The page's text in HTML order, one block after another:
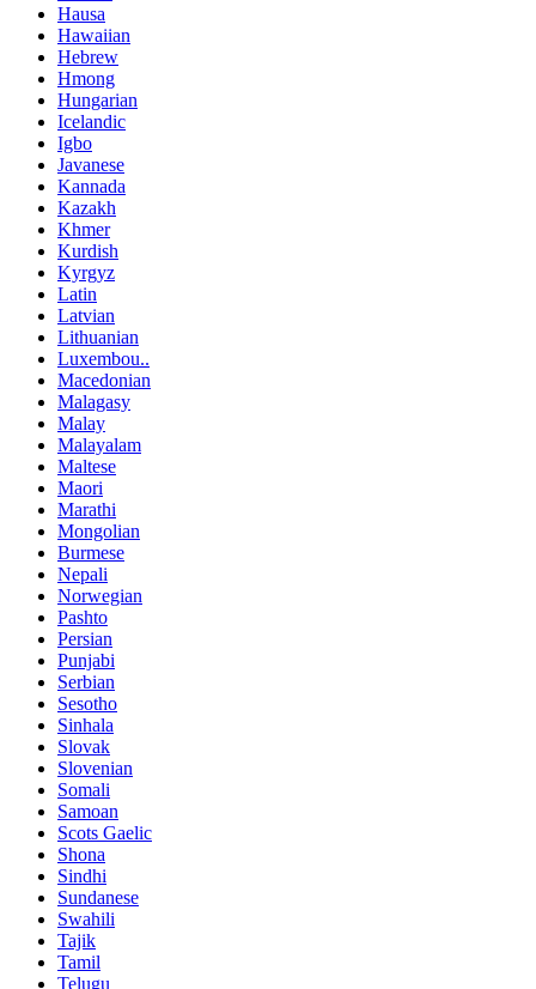
Hausa
Hawaiian
Hebrew
Hmong
Hungarian
Icelandic
Igbo
Javanese
Kannada
Kazakh
Khmer
Kurdish
Kyrgyz
Latin
Latvian
Lithuanian
Luxembou..
Macedonian
Malagasy
Malay
Malayalam
Maltese
Maori
Marathi
Mongolian
Burmese
Nepali
Norwegian
Pashto
Persian
Punjabi
Serbian
Sesotho
Sinhala
Slovak
Slovenian
Somali
Samoan
Scots Gaelic
Shona
Sindhi
Sundanese
Swahili
Tajik
Tamil
Telugu